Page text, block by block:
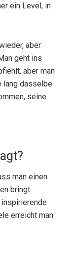
ein Level, in
aber
geht ins
aber man
lang dasselbe
seine
man einen
bringt
erreicht man